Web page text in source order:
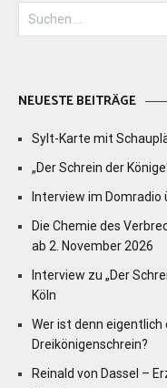
Suchen
nach:
NEUESTE BEITRÄGE
Sylt-Karte mit
„Der Schrein der
Interview im Domradio
Die Chemie des
ab 2. November 2026
Interview zu „Der
Köln
Wer ist denn
Dreikönigenschrein?
Reinald von Dassel –